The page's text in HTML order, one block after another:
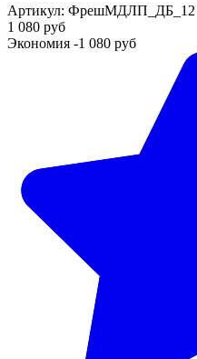
Артикул: ФрешМДЛП_ДБ_12
1 080 руб
Экономия -1 080 руб